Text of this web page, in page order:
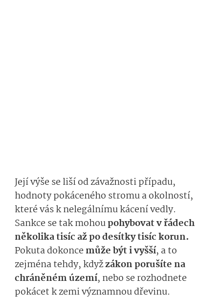
Její výše se liší od závažnosti případu,
hodnoty pokáceného stromu a okolností,
které vás k nelegálnímu kácení vedly.
Sankce se tak mohoupohybovat v řádech
několika tisíc až po desítky tisíc korun.
Pokuta dokoncemůže být i vyšší, a to
zejména tehdy, kdyžzákon porušíte na
chráněném území, nebo se rozhodnete
pokácet k zemi významnou dřevinu.